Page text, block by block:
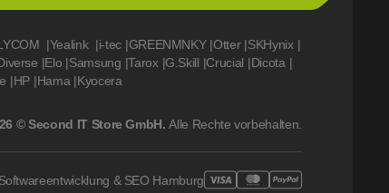
|Yealink |i-tec |GREENMNKY |Otter |SKHynix |
|Elo |Samsung |Tarox |G.Skill |Crucial |Dicota |
|HP |Hama |Kyocera
© Second IT Store GmbH.Alle Rechte vorbehalten.
& SEO Hamburg